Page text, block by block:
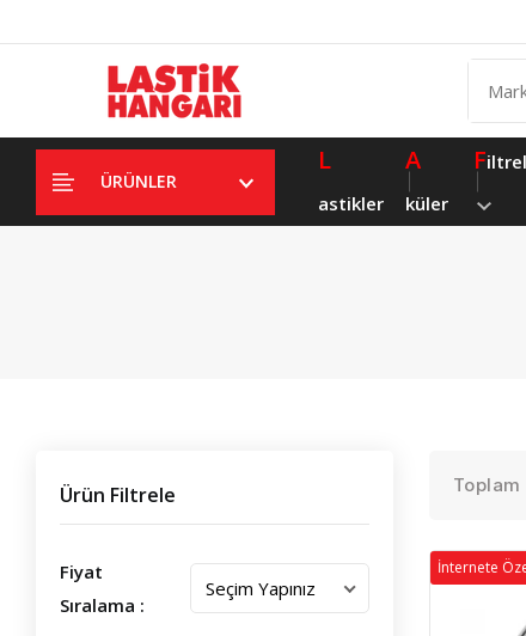
ÜRÜNLER
L
astikler
A
küler
F
Ürün Filtrele
Fiyat
Sıralama :
İnternete